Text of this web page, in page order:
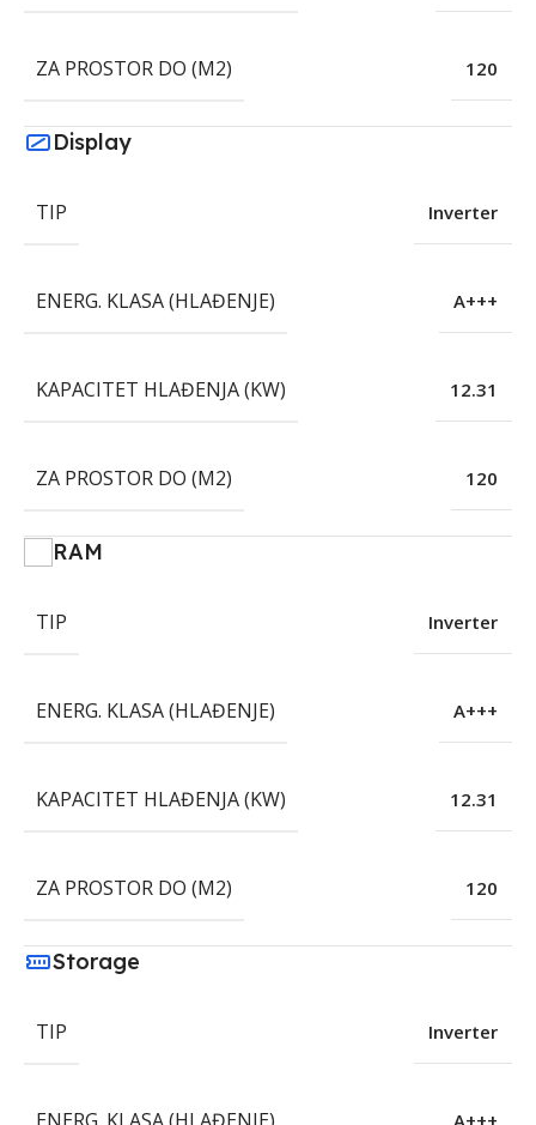
ZA PROSTOR DO (M2) 120
Display
TIP Inverter
ENERG. KLASA (HLAĐENJE) A+++
KAPACITET HLAĐENJA (KW) 12.31
ZA PROSTOR DO (M2) 120
RAM
TIP Inverter
ENERG. KLASA (HLAĐENJE) A+++
KAPACITET HLAĐENJA (KW) 12.31
ZA PROSTOR DO (M2) 120
Storage
TIP Inverter